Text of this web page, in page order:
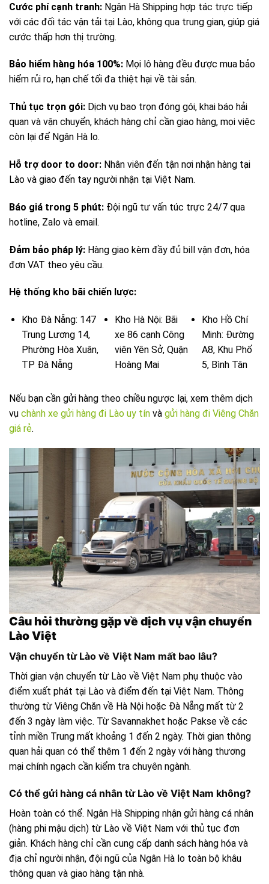
Cước phí cạnh tranh: Ngân Hà Shipping hợp tác trực tiếp
với các đối tác vận tải tại Lào, không qua trung gian, giúp giá
cước thấp hơn thị trường.
Bảo hiểm hàng hóa 100%: Mọi lô hàng đều được mua bảo
hiểm rủi ro, hạn chế tối đa thiệt hại về tài sản.
Thủ tục trọn gói: Dịch vụ bao trọn đóng gói, khai báo hải
quan và vận chuyển, khách hàng chỉ cần giao hàng, mọi việc
còn lại để Ngân Hà lo.
Hỗ trợ door to door: Nhân viên đến tận nơi nhận hàng tại
Lào và giao đến tay người nhận tại Việt Nam.
Báo giá trong 5 phút: Đội ngũ tư vấn túc trực 24/7 qua
hotline, Zalo và email.
Đảm bảo pháp lý: Hàng giao kèm đầy đủ bill vận đơn, hóa
đơn VAT theo yêu cầu.
Hệ thống kho bãi chiến lược:
Kho Đà Nẵng: 147
Trung Lương 14,
Phường Hòa Xuân,
TP Đà Nẵng
Kho Hà Nội: Bãi
xe 86 cạnh Công
viên Yên Sở, Quận
Hoàng Mai
Kho Hồ Chí
Minh: Đường
A8, Khu Phố
5, Bình Tân
Nếu bạn cần gửi hàng theo chiều ngược lại, xem thêm dịch
vụ chành xe gửi hàng đi Lào uy tín và gửi hàng đi Viêng Chăn
giá rẻ.
Câu hỏi thường gặp về dịch vụ vận chuyển
Lào Việt
Vận chuyển từ Lào về Việt Nam mất bao lâu?
Thời gian vận chuyển từ Lào về Việt Nam phụ thuộc vào
điểm xuất phát tại Lào và điểm đến tại Việt Nam. Thông
thường từ Viêng Chăn về Hà Nội hoặc Đà Nẵng mất từ 2
đến 3 ngày làm việc. Từ Savannakhet hoặc Pakse về các
tỉnh miền Trung mất khoảng 1 đến 2 ngày. Thời gian thông
quan hải quan có thể thêm 1 đến 2 ngày với hàng thương
mại chính ngạch cần kiểm tra chuyên ngành.
Có thể gửi hàng cá nhân từ Lào về Việt Nam không?
Hoàn toàn có thể. Ngân Hà Shipping nhận gửi hàng cá nhân
(hàng phi mậu dịch) từ Lào về Việt Nam với thủ tục đơn
giản. Khách hàng chỉ cần cung cấp danh sách hàng hóa và
địa chỉ người nhận, đội ngũ của Ngân Hà lo toàn bộ khâu
thông quan và giao hàng tận nhà.